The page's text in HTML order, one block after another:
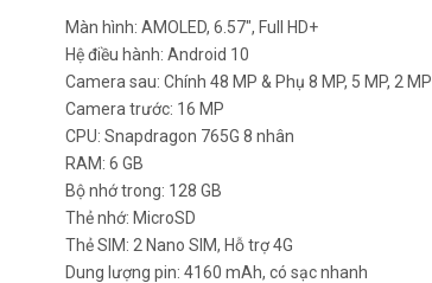
Màn hình: AMOLED, 6.57", Full HD+
Hệ điều hành: Android 10
Camera sau: Chính 48 MP & Phụ 8 MP, 5 MP, 2 MP
Camera trước: 16 MP
CPU: Snapdragon 765G 8 nhân
RAM: 6 GB
Bộ nhớ trong: 128 GB
Thẻ nhớ: MicroSD
Thẻ SIM: 2 Nano SIM, Hỗ trợ 4G
Dung lượng pin: 4160 mAh, có sạc nhanh